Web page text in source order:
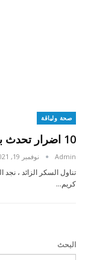
صحة ولياقة
10 اضرار تحدث بعد تناول السكريات
Admin نوفمبر 19, 2021
تناول السكر الزائد ،
كريم…
البحث